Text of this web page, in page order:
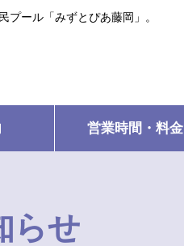
プール「みずとぴあ藤岡」。
営業時間・料金
らせ